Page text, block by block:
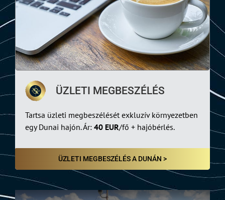
ÜZLETI MEGBESZÉLÉS
Tartsa üzleti megbeszélését exkluzív környezetben
egy Dunai hajón. Ár: 40 EUR/fő + hajóbérlés.
ÜZLETI MEGBESZÉLÉS A DUNÁN >